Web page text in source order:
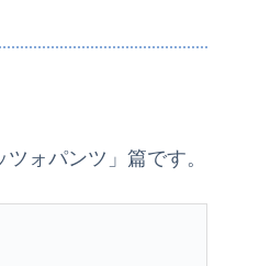
ォパンツ」篇です。